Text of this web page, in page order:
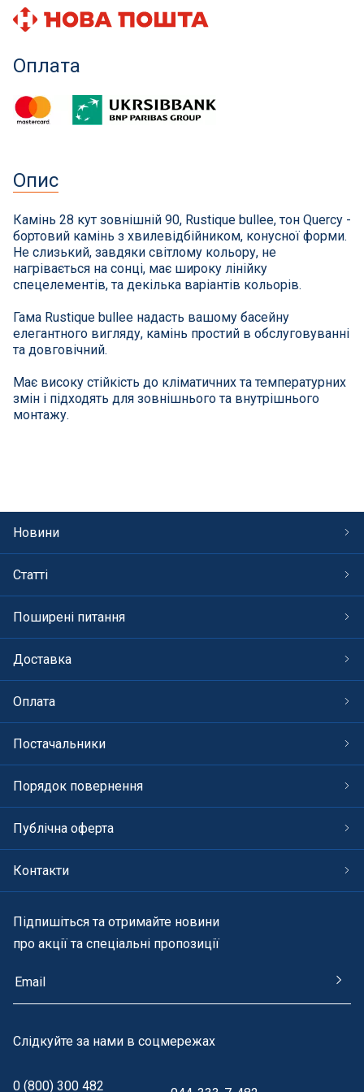
Інклюзивність пляжів
Закладні деталі
Оздоблення чаші басейну
Килимки-протиковзки для басейнів
Килими кам'яні
Хімія для каменя
Сауни
Осушувачі повітря
Вогнища та каміни
Корисні дрібнички
Розпродаж
Оплата
Опис
Камінь 28 кут зовнішній 90, Rustique bullee, тон Quercy -
бортовий камінь з хвилевідбійником, конусної форми.
Не слизький, завдяки світлому кольору, не
нагрівається на сонці, має широку лінійку
спецелементів, та декілька варіантів кольорів.
Гама Rustique bullee надасть вашому басейну
елегантного вигляду, камінь простий в обслуговуванні
та довговічний.
Має високу стійкість до кліматичних та температурних
змін і підходять для зовнішнього та внутрішнього
монтажу.
Новини
Статті
Поширені питання
Доставка
Оплата
Постачальники
Порядок повернення
Публічна оферта
Контакти
Підпишіться та отримайте новини
про акції та спеціальні пропозиції
Cлідкуйте за нами в соцмережах
0 (800) 300 482